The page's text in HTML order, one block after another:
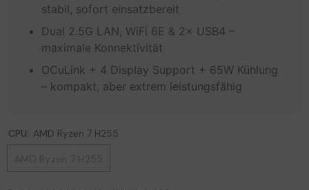
stabil, sofort einsatzbereit
Dual 2.5G LAN, WiFi 6E & 2× USB4 –
maximale Konnektivität
OCuLink + 4 Display Support + 65W Kühlung
– kompakt, aber extrem leistungsfähig
CPU: AMD Ryzen 7 H255